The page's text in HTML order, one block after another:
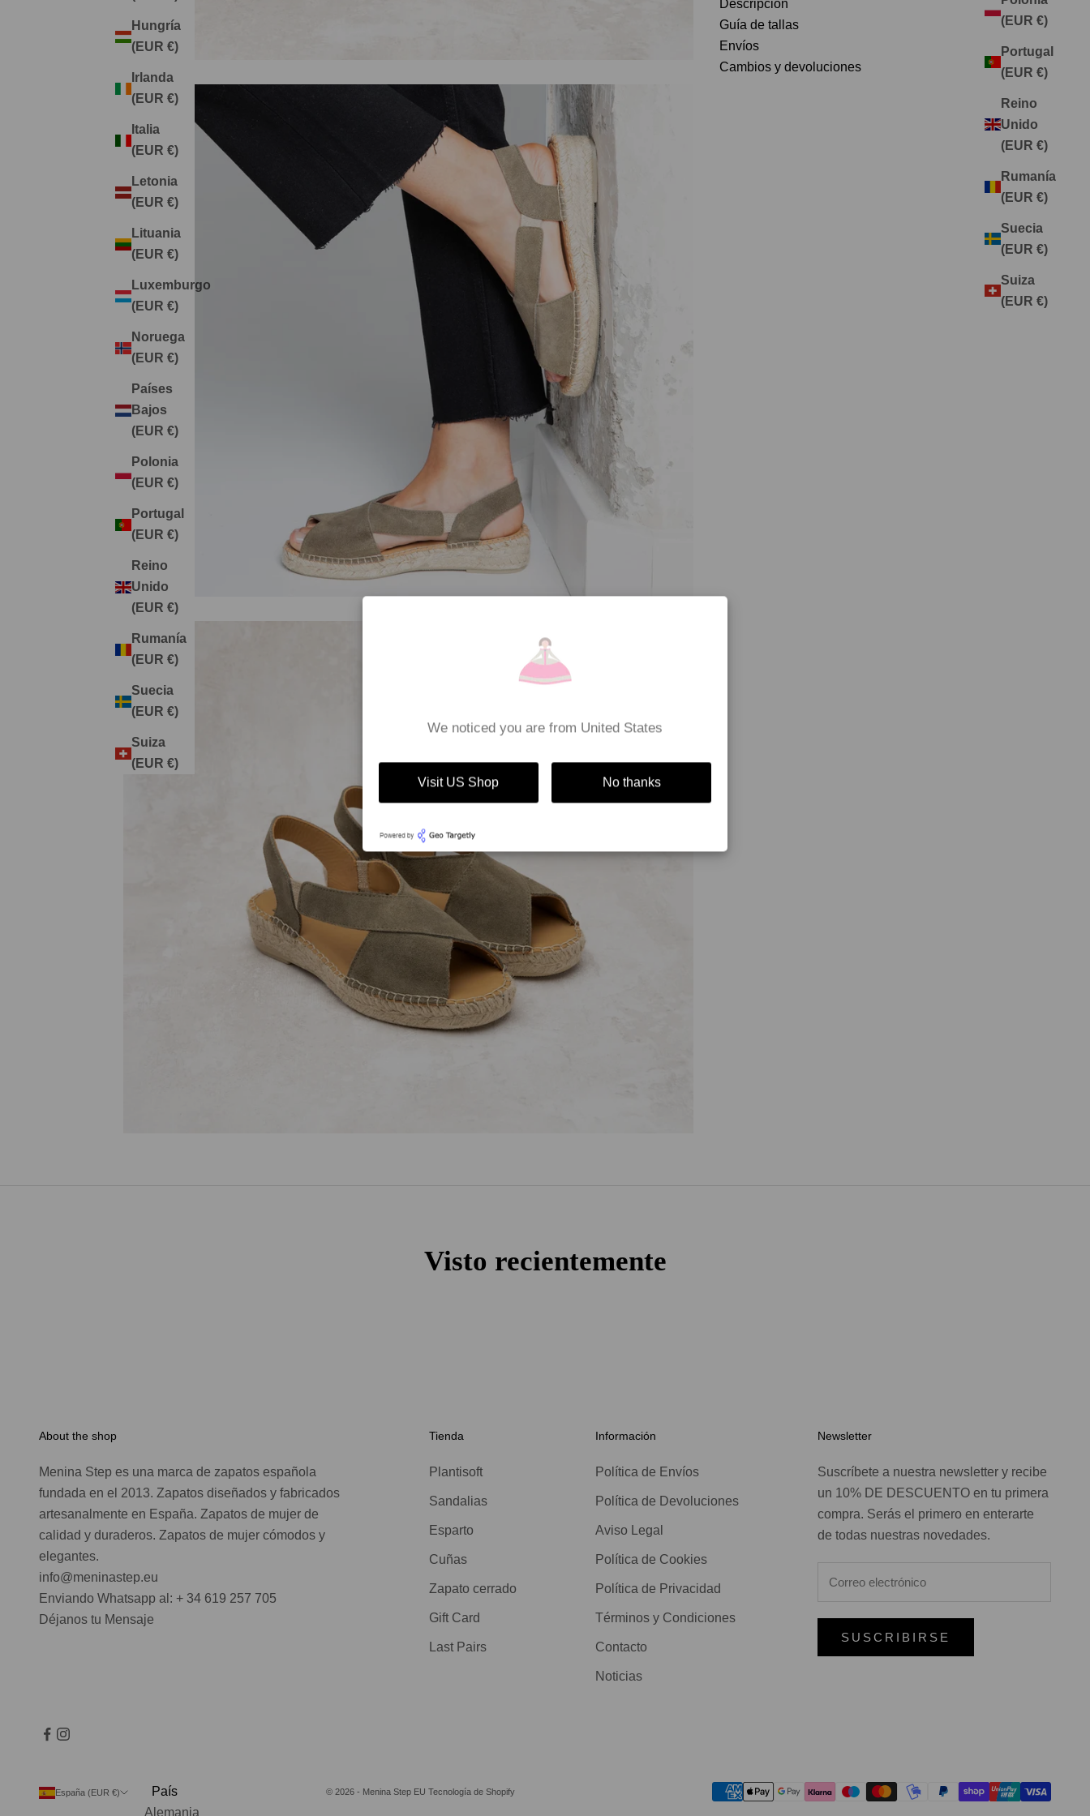
(EUR €)
Portugal
(EUR €)
Reino
Unido
(EUR €)
Rumanía
(EUR €)
Suecia
(EUR €)
Suiza
(EUR €)
Hungría
(EUR €)
Irlanda
(EUR €)
Italia
(EUR €)
Letonia
(EUR €)
Lituania
(EUR €)
Luxemburgo
(EUR €)
Noruega
(EUR €)
Países
Bajos
(EUR €)
Polonia
(EUR €)
Portugal
(EUR €)
Reino
Unido
(EUR €)
Rumanía
(EUR €)
Suecia
(EUR €)
Suiza
(EUR €)
Descripción
Guía de tallas
Envíos
Cambios y devoluciones
Visto recientemente
About the shop
Menina Step es una marca de zapatos española
fundada en el 2013. Zapatos diseñados y fabricados
artesanalmente en España. Zapatos de mujer de
calidad y duraderos. Zapatos de mujer cómodos y
elegantes.
info@meninastep.eu
Enviando Whatsapp al: + 34 619 257 705
Déjanos tu Mensaje
Tienda
Plantisoft
Sandalias
Esparto
Cuñas
Zapato cerrado
Gift Card
Last Pairs
Información
Política de Envíos
Política de Devoluciones
Aviso Legal
Política de Cookies
Política de Privacidad
Términos y Condiciones
Contacto
Noticias
Newsletter
Suscríbete a nuestra newsletter y recibe
un 10% DE DESCUENTO en tu primera
compra. Serás el primero en enterarte
de todas nuestras novedades.
SUSCRIBIRSE
España (EUR €)
País
Alemania
© 2026 - Menina Step EU Tecnología de Shopify
We noticed you are from United States
Visit US Shop No thanks